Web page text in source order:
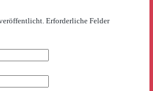
Erforderliche Felder